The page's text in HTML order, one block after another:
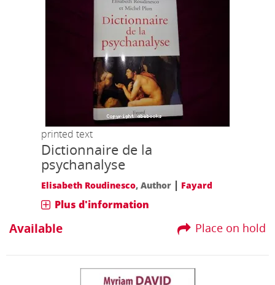
printed text
Dictionnaire de la
psychanalyse
Elisabeth Roudinesco, Author | Fayard
Plus d'information
Place on hold
Available